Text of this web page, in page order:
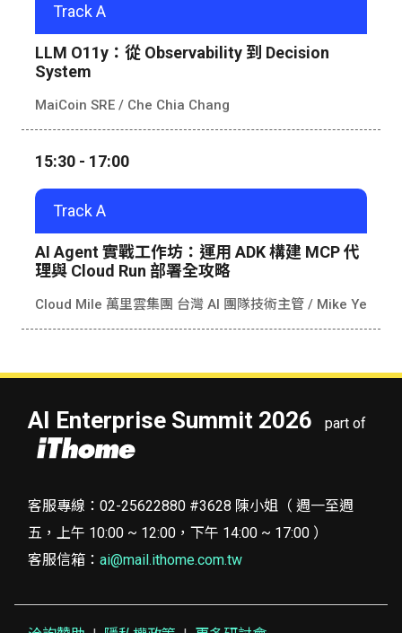
Track A
LLM O11y：從 Observability 到 Decision
System
MaiCoin SRE / Che Chia Chang
15:30 - 17:00
Track A
AI Agent 實戰工作坊：運用 ADK 構建 MCP 代
理與 Cloud Run 部署全攻略
Cloud Mile 萬里雲集團 台灣 AI 團隊技術主管 / Mike Ye
AI Enterprise Summit 2026 part of
客服專線：02-25622880 #3628 陳小姐（ 週一至週
五，上午 10:00 ~ 12:00，下午 14:00 ~ 17:00 ）
客服信箱： ai@mail.ithome.com.tw